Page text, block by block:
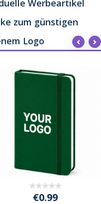
Werbeartikel
zum günstigen
Logo
€0.99